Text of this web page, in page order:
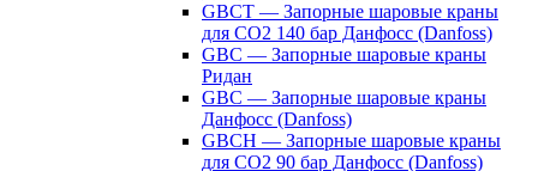
GBCT — Запорные шаровые краны
для CO2 140 бар Данфосс (Danfoss)
GBC — Запорные шаровые краны
Ридан
GBC — Запорные шаровые краны
Данфосс (Danfoss)
GBCH — Запорные шаровые краны
для CO2 90 бар Данфосс (Danfoss)